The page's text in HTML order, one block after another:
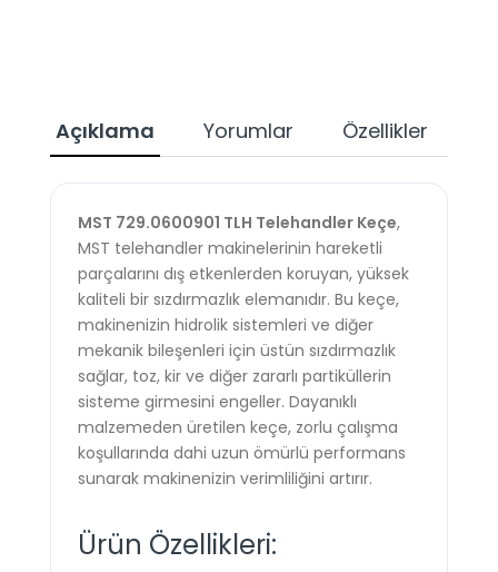
Açıklama Yorumlar Özellikler
MST 729.0600901 TLH Telehandler Keçe,
MST telehandler makinelerinin hareketli
parçalarını dış etkenlerden koruyan, yüksek
kaliteli bir sızdırmazlık elemanıdır. Bu keçe,
makinenizin hidrolik sistemleri ve diğer
mekanik bileşenleri için üstün sızdırmazlık
sağlar, toz, kir ve diğer zararlı partiküllerin
sisteme girmesini engeller. Dayanıklı
malzemeden üretilen keçe, zorlu çalışma
koşullarında dahi uzun ömürlü performans
sunarak makinenizin verimliliğini artırır.
Ürün Özellikleri: